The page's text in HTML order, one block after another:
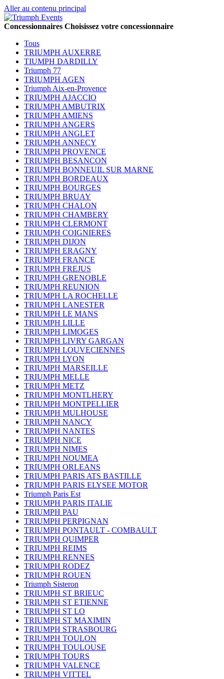
Aller au contenu principal
Concessionnaires Choisissez votre concessionnaire
Tous
TRIUMPH AUXERRE
TIUMPH DARDILLY
Triumph 77
TRIUMPH AGEN
Triumph Aix-en-Provence
TRIUMPH AJACCIO
TRIUMPH AMBUTRIX
TRIUMPH AMIENS
TRIUMPH ANGERS
TRIUMPH ANGLET
TRIUMPH ANNECY
TRIUMPH PROVENCE
TRIUMPH BESANCON
TRIUMPH BONNEUIL SUR MARNE
TRIUMPH BORDEAUX
TRIUMPH BOURGES
TRIUMPH BRUAY
TRIUMPH CHALON
TRIUMPH CHAMBERY
TRIUMPH CLERMONT
TRIUMPH COIGNIERES
TRIUMPH DIJON
TRIUMPH ERAGNY
TRIUMPH FRANCE
TRIUMPH FREJUS
TRIUMPH GRENOBLE
TRIUMPH REUNION
TRIUMPH LA ROCHELLE
TRIUMPH LANESTER
TRIUMPH LE MANS
TRIUMPH LILLE
TRIUMPH LIMOGES
TRIUMPH LIVRY GARGAN
TRIUMPH LOUVECIENNES
TRIUMPH LYON
TRIUMPH MARSEILLE
TRIUMPH MELLE
TRIUMPH METZ
TRIUMPH MONTLHERY
TRIUMPH MONTPELLIER
TRIUMPH MULHOUSE
TRIUMPH NANCY
TRIUMPH NANTES
TRIUMPH NICE
TRIUMPH NIMES
TRIUMPH NOUMEA
TRIUMPH ORLEANS
TRIUMPH PARIS ATS BASTILLE
TRIUMPH PARIS ELYSEE MOTOR
Triumph Paris Est
TRIUMPH PARIS ITALIE
TRIUMPH PAU
TRIUMPH PERPIGNAN
TRIUMPH PONTAULT - COMBAULT
TRIUMPH QUIMPER
TRIUMPH REIMS
TRIUMPH RENNES
TRIUMPH RODEZ
TRIUMPH ROUEN
Triumph Sisteron
TRIUMPH ST BRIEUC
TRIUMPH ST ETIENNE
TRIUMPH ST LO
TRIUMPH ST MAXIMIN
TRIUMPH STRASBOURG
TRIUMPH TOULON
TRIUMPH TOULOUSE
TRIUMPH TOURS
TRIUMPH VALENCE
TRIUMPH VITTEL